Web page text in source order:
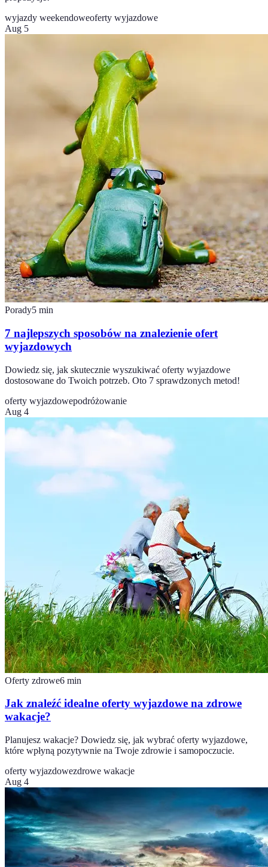
wyjazdy weekendoweoferty wyjazdowe
Aug 5
Porady5 min
7 najlepszych sposobów na znalezienie ofert
wyjazdowych
Dowiedz się, jak skutecznie wyszukiwać oferty wyjazdowe
dostosowane do Twoich potrzeb. Oto 7 sprawdzonych metod!
oferty wyjazdowepodróżowanie
Aug 4
Oferty zdrowe6 min
Jak znaleźć idealne oferty wyjazdowe na zdrowe
wakacje?
Planujesz wakacje? Dowiedz się, jak wybrać oferty wyjazdowe,
które wpłyną pozytywnie na Twoje zdrowie i samopoczucie.
oferty wyjazdowezdrowe wakacje
Aug 4